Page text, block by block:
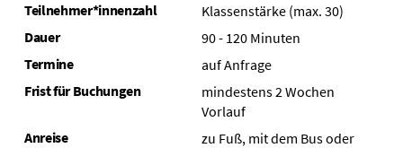
Teilnehmer*innenzahl
Klassenstärke (max. 30)
Dauer
90 - 120 Minuten
Termine
auf Anfrage
Frist für Buchungen
mindestens 2 Wochen
Vorlauf
Anreise
zu Fuß, mit dem Bus oder